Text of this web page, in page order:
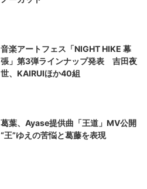
音楽アートフェス「NIGHT HIKE 幕
張」第3弾ラインナップ発表 吉田夜
世、KAIRUIほか40組
葛葉、Ayase提供曲「王道」MV公開
“王”ゆえの苦悩と葛藤を表現